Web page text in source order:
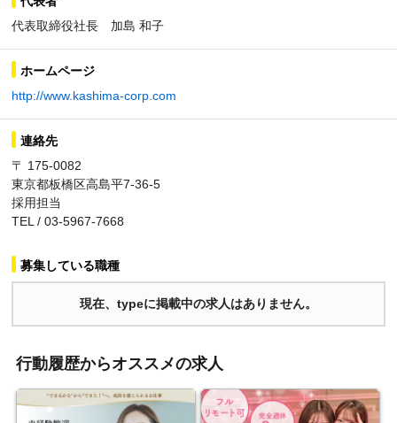
代表取締役社長 加島 和子
ホームページ
http://www.kashima-corp.com
連絡先
〒 175-0082
東京都板橋区高島平7-36-5
採用担当
TEL / 03-5967-7668
募集している職種
現在、typeに掲載中の求人はありません。
行動履歴からオススメの求人